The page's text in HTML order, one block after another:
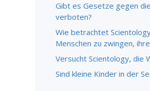
Gibt es Gesetze gegen
verboten?
Wie betrachtet
Menschen zu zwingen,
Versucht Scientology, die
Sind kleine Kinder in der